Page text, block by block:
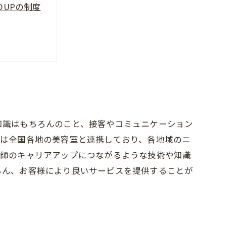
の制度
はもちろんのこと、接客やコミュニケーション
全国各地の美容室と連携しており、各地域のニ
のキャリアアップにつながるような技術や知識
、お客様により良いサービスを提供することが